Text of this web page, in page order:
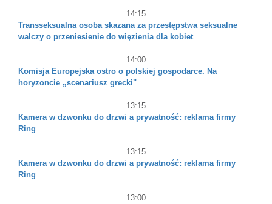
14:15
Transseksualna osoba skazana za przestępstwa seksualne
walczy o przeniesienie do więzienia dla kobiet
14:00
Komisja Europejska ostro o polskiej gospodarce. Na
horyzoncie „scenariusz grecki"
13:15
Kamera w dzwonku do drzwi a prywatność: reklama firmy
Ring
13:15
Kamera w dzwonku do drzwi a prywatność: reklama firmy
Ring
13:00